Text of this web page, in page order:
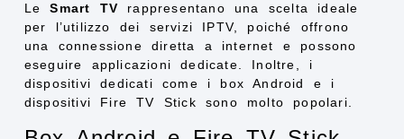
LeSmart TV rappresentano una scelta ideale
per l’utilizzo dei servizi IPTV, poiché offrono
una connessione diretta a internet e possono
eseguire applicazioni dedicate. Inoltre, i
dispositivi dedicati come i box Android e i
dispositivi Fire TV Stick sono molto popolari.